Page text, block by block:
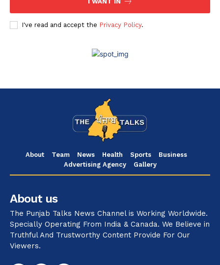
I've read and accept the Privacy Policy.
About Team News Health Sports
Business
Advertising Agency
Gallery
About us
The Punjab Talks News Channel is Working Worldwide.
Specially Operating From India & Canada. We Believe in
Truthful And Trustworthy Content Provide For Our
Viewers.